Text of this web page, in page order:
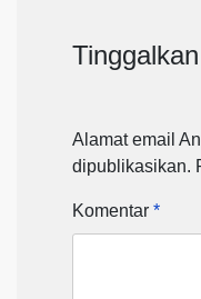
Alamat email
dipublikasikan.
Komentar *